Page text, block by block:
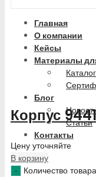
Главная
О компании
Кейсы
Материалы
Блог
Статьи
Контакты
Корпус
Цену уточняйте
В корзину
Количество